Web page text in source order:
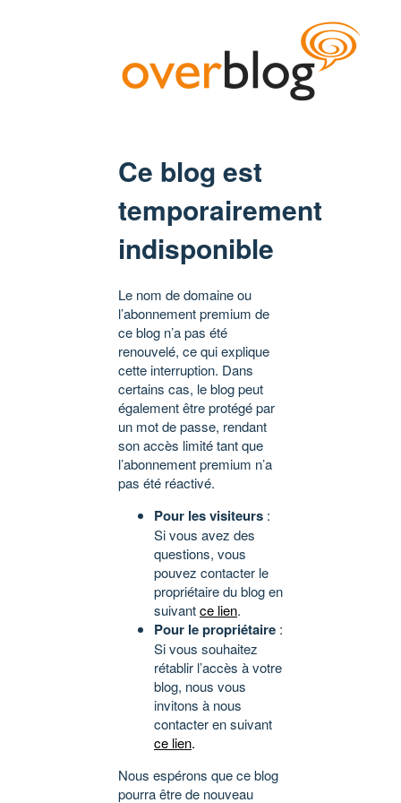
Ce blog est
temporairement
indisponible
Le nom de domaine ou
l’abonnement premium de
ce blog n’a pas été
renouvelé, ce qui explique
cette interruption. Dans
certains cas, le blog peut
également être protégé par
un mot de passe, rendant
son accès limité tant que
l’abonnement premium n’a
pas été réactivé.
Pour les visiteurs :
Si vous avez des
questions, vous
pouvez contacter le
propriétaire du blog en
suivantce lien.
Pour le propriétaire :
Si vous souhaitez
rétablir l’accès à votre
blog, nous vous
invitons à nous
contacter en suivant
ce lien.
Nous espérons que ce blog
pourra être de nouveau